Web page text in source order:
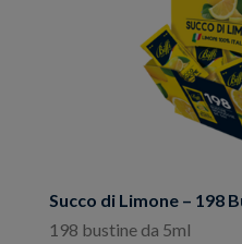
Succo di Limone – 198
198 bustine da 5ml